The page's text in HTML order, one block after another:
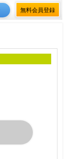
無料会員登録